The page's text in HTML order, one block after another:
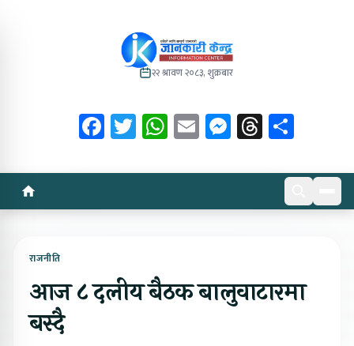
२२ श्रावण २०८३, शुक्रबार
Facebook
Twitter
WhatsApp
EmailMessenger
Threads
राजनीति
आज ८ दलीय बैठक बालुवाटारमा
बस्दै